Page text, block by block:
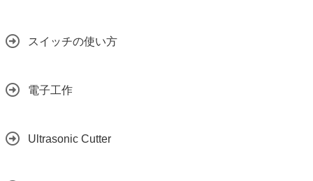
スイッチの使い方
電子工作
Ultrasonic Cutter